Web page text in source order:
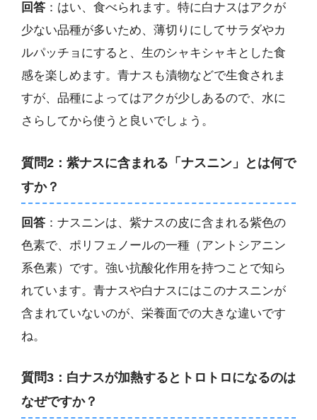
回答 ：はい、食べられます。特に白ナスはアクが
少ない品種が多いため、薄切りにしてサラダやカ
ルパッチョにすると、生のシャキシャキとした食
感を楽しめます。青ナスも漬物などで生食されま
すが、品種によってはアクが少しあるので、水に
さらしてから使うと良いでしょう。
質問2：紫ナスに含まれる「ナスニン」とは何で
すか？
回答 ：ナスニンは、紫ナスの皮に含まれる紫色の
色素で、ポリフェノールの一種（アントシアニン
系色素）です。強い抗酸化作用を持つことで知ら
れています。青ナスや白ナスにはこのナスニンが
含まれていないのが、栄養面での大きな違いです
ね。
質問3：白ナスが加熱するとトロトロになるのは
なぜですか？